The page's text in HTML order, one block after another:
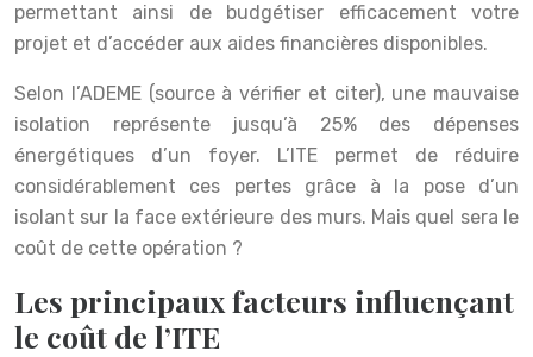
permettant ainsi de budgétiser efficacement votre
projet et d’accéder aux aides financières disponibles.
Selon l’ADEME (source à vérifier et citer), une mauvaise
isolation représente jusqu’à 25% des dépenses
énergétiques d’un foyer. L’ITE permet de réduire
considérablement ces pertes grâce à la pose d’un
isolant sur la face extérieure des murs. Mais quel sera le
coût de cette opération ?
Les principaux facteurs influençant
le coût de l’ITE